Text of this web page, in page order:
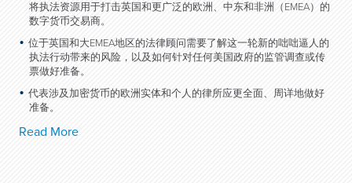
将执法资源用于打击英国和更广泛的欧洲、中东和非洲（EMEA）的
数字货币交易商。
位于英国和大EMEA地区的法律顾问需要了解这一轮新的咄咄逼人的
执法行动带来的风险，以及如何针对任何美国政府的监管调查或传
票做好准备。
代表涉及加密货币的欧洲实体和个人的律所应更全面、周详地做好
准备。
Read More